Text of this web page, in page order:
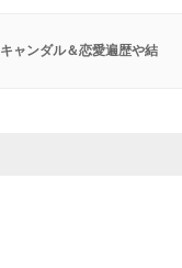
ャンダル＆恋愛遍歴や結